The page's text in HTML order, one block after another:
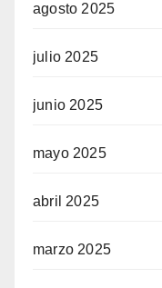
agosto 2025
julio 2025
junio 2025
mayo 2025
abril 2025
marzo 2025